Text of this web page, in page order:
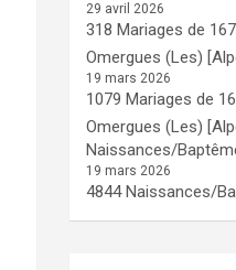
29 avril 2026
318 Mariages de
Omergues (Les)
19 mars 2026
1079 Mariages de
Omergues (Les)
Naissances/
19 mars 2026
4844 Naissances/